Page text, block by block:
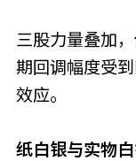
三股力量叠加
期回调幅度受
效应。
纸白银与实物